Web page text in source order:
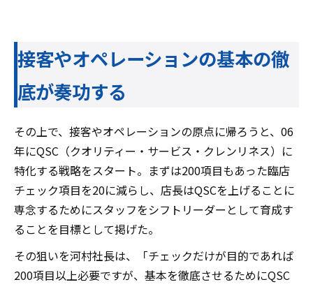
接客やオペレーションの基本の徹
底が奏功する
その上で、接客やオペレーションの原点に帰ろうと、06
年にQSC（クオリティー・サービス・クレンリネス）に
特化する戦略をスタート。まずは200項目もあった臨店
チェック項目を20に減らし、店長はQSCを上げることに
専念するためにスタッフをシフトリーダーとして育成す
ることを目標として掲げた。
その狙いを河村社長は、「チェックだけが目的であれば
200項目以上必要ですが、基本を徹底させるためにQSC